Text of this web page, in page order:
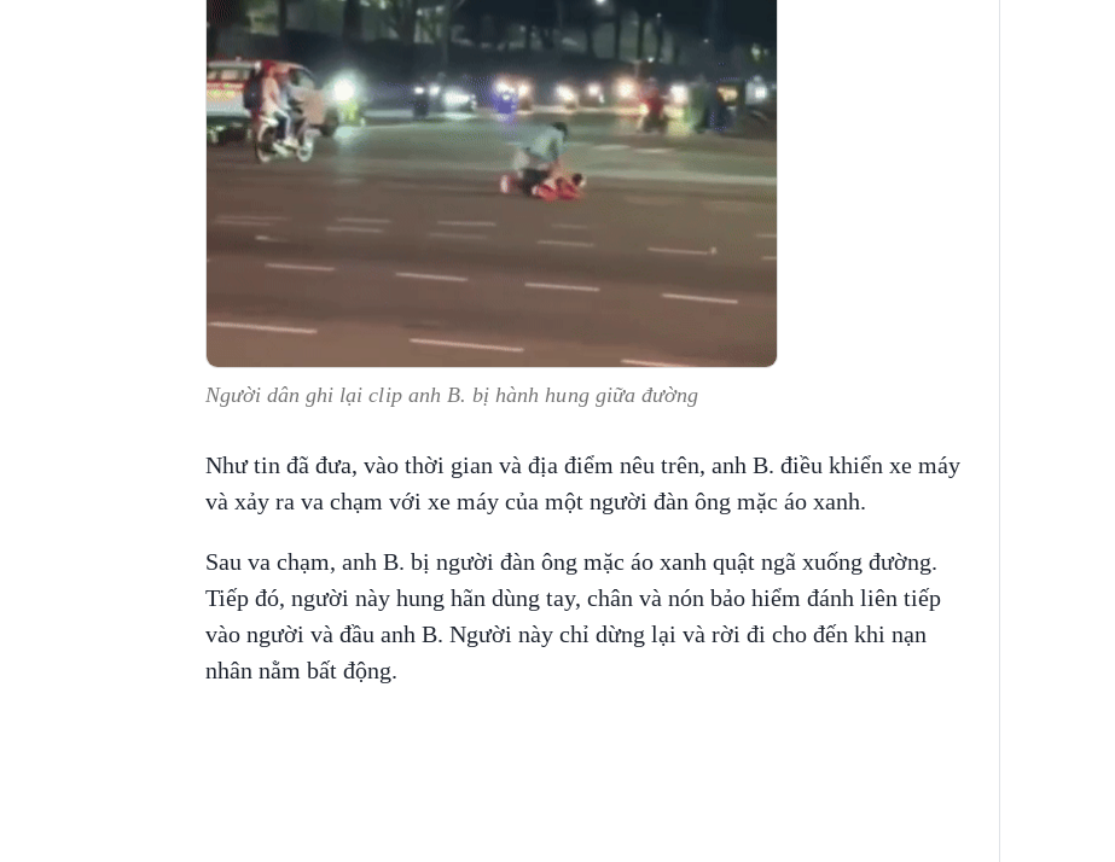
Người dân ghi lại clip anh B. bị hành hung giữa đường
Như tin đã đưa, vào thời gian và địa điểm nêu trên, anh B. điều khiển xe máy
và xảy ra va chạm với xe máy của một người đàn ông mặc áo xanh.
Sau va chạm, anh B. bị người đàn ông mặc áo xanh quật ngã xuống đường.
Tiếp đó, người này hung hãn dùng tay, chân và nón bảo hiểm đánh liên tiếp
vào người và đầu anh B. Người này chỉ dừng lại và rời đi cho đến khi nạn
nhân nằm bất động.